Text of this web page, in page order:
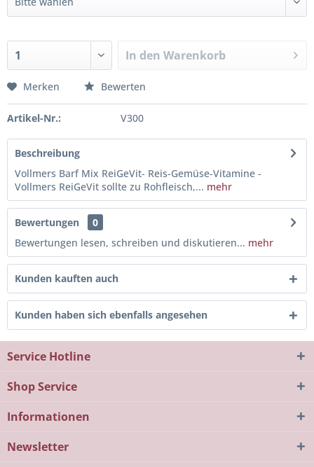
In den Warenkorb
Merken Bewerten
Artikel-Nr.: V300
Beschreibung
Vollmers Barf Mix ReiGeVit- Reis-Gemüse-Vitamine -
Vollmers ReiGeVit sollte zu Rohfleisch,... mehr
Bewertungen
0
Bewertungen lesen, schreiben und diskutieren... mehr
Kunden kauften auch
Kunden haben sich ebenfalls angesehen
Service Hotline
Shop Service
Informationen
Newsletter